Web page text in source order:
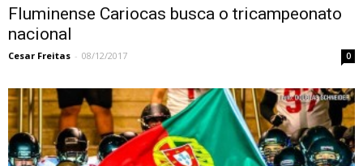
Fluminense Cariocas busca o tricampeonato
nacional
Cesar Freitas - 08/12/2017 0